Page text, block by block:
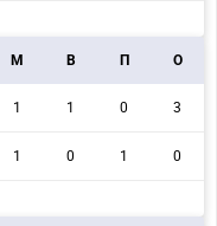
M В П О
1 1 0 3
1 0 1 0